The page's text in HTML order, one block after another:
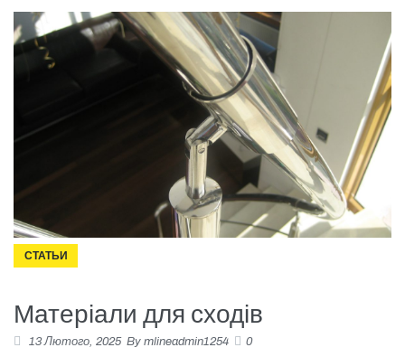
Послуги
Меблі з нержавіючої сталі
Фурнітура для перил
Новини
Контакти
СТАТЬИ
Матеріали для сходів
13 Лютого, 2025 By mlineadmin1254 0